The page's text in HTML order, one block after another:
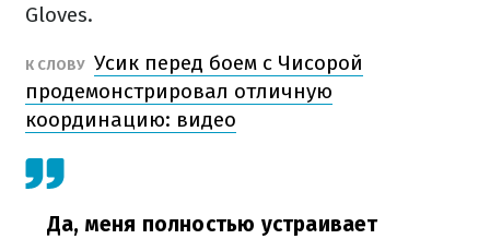
Gloves.
К СЛОВУ Усик перед боем с Чисорой
продемонстрировал отличную
координацию: видео
Да, меня полностью устраивает